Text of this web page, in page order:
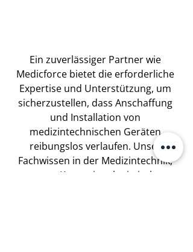
Ein zuverlässiger Partner wie
Medicforce bietet die erforderliche
Expertise und Unterstützung, um
sicherzustellen, dass Anschaffung
und Installation von
medizintechnischen Geräten
reibungslos verlaufen. Unser
Fachwissen in der Medizintechnik,
unsere Kenntnisse logistischer